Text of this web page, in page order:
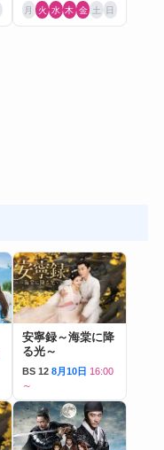
月 火 水 木 金 土 日
安寧録～海棠に降
る光～
BS 12 8月10日 16:00
～